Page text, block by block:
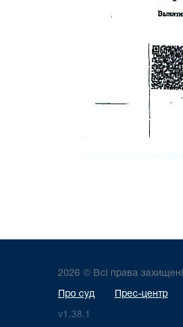
2026 © Всі права захищені
Про суд Прес-центр
v1.38.1